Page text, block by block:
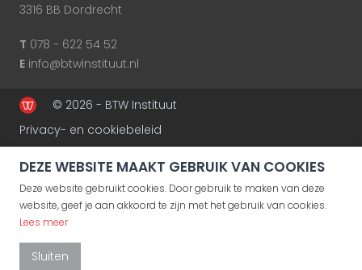
3316 BB Dordrecht
T 078 - 622 54 52
E info@btwinstituut.nl
© 2026 - BTW Instituut
Privacy- en cookiebeleid
DEZE WEBSITE MAAKT GEBRUIK VAN COOKIES
Deze website gebruikt cookies. Door gebruik te maken van deze
website, geef je aan akkoord te zijn met het gebruik van cookies.
Lees meer
Sluiten